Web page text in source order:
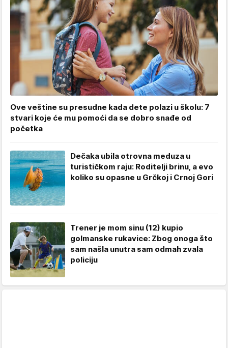
Ove veštine su presudne kada dete polazi u školu: 7
stvari koje će mu pomoći da se dobro snađe od
početka
Dečaka ubila otrovna meduza u
turističkom raju: Roditelji brinu, a evo
koliko su opasne u Grčkoj i Crnoj Gori
Trener je mom sinu (12) kupio
golmanske rukavice: Zbog onoga što
sam našla unutra sam odmah zvala
policiju